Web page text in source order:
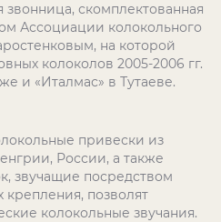
скомплектованная
Ассоциации колокольного
на которой
колоколов 2005-2006 гг.
и «Италмас» в Тутаеве.
привески из
России, а также
звучащие посредством
крепления, позволят
колокольные звучания.